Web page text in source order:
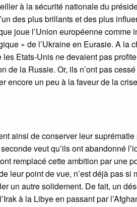
à la sécurité nationale du
des plus brillants et des plus
joue l’Union européenne comme
» de l’Ukraine en Eurasie. A la
Etats-Unis ne devaient pas
de la Russie. Or, ils n’ont pas
encore un peu à la faveur de la crise
ainsi de conserver leur
veut qu’ils ont abandonné
remplacé cette ambition par une
leur point de vue, n’est déjà pas si
un autre solidement. De fait, un
à la Libye en passant par